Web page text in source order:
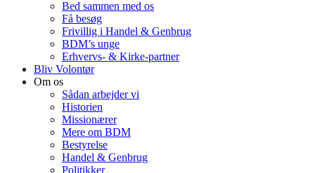
Bed sammen med os
Få besøg
Frivillig i Handel & Genbrug
BDM’s unge
Erhvervs- & Kirke-partner
Bliv Volontør
Om os
Sådan arbejder vi
Historien
Missionærer
Mere om BDM
Bestyrelse
Handel & Genbrug
Politikker